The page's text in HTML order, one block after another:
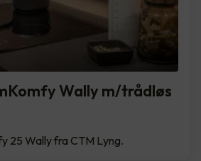
Wally m/trådløs
25 Wally fra CTM Lyng.